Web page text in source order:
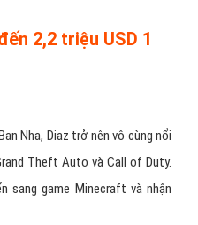
2,2 triệu USD 1
Nha, Diaz trở nên vô cùng nổi
Theft Auto và Call of Duty.
sang game Minecraft và nhận